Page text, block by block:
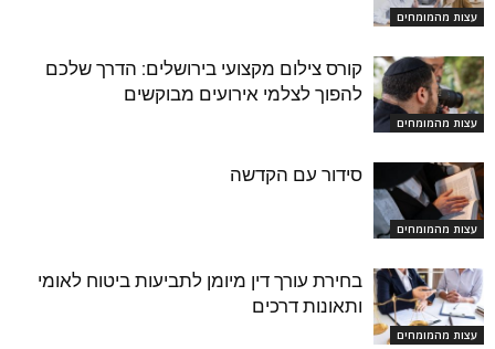
עצות מהמומחים
עצות מהמומחים
קורס צילום מקצועי בירושלים: הדרך שלכם
להפוך לצלמי אירועים מבוקשים
עצות מהמומחים
סידור עם הקדשה
עצות מהמומחים
בחירת עורך דין מיומן לתביעות ביטוח לאומי
ותאונות דרכים